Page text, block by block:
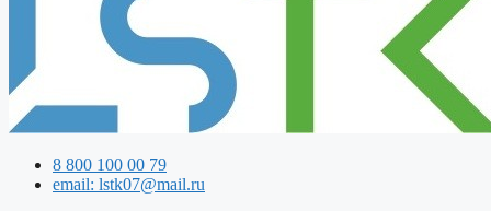
8 800 100 00 79
email: lstk07@mail.ru